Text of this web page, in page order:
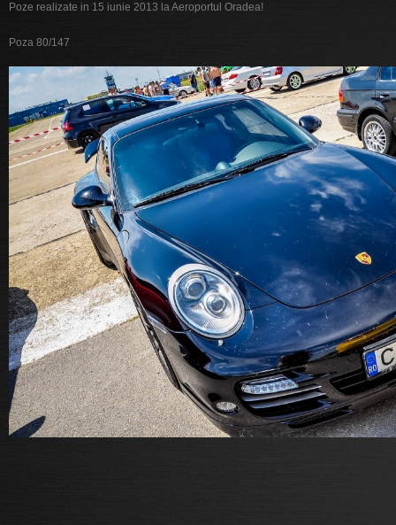
Poze realizate in 15 iunie 2013 la Aeroportul Oradea!
Poza 80/147